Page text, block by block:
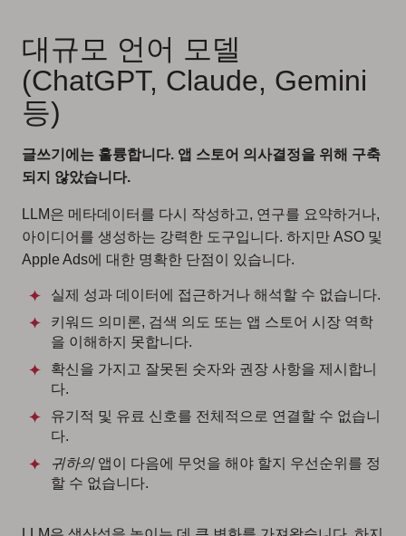
대규모 언어 모델
(ChatGPT, Claude, Gemini
등)
글쓰기에는 훌륭합니다. 앱 스토어 의사결정을 위해 구축
되지 않았습니다.
LLM은 메타데이터를 다시 작성하고, 연구를 요약하거나,
아이디어를 생성하는 강력한 도구입니다. 하지만 ASO 및
Apple Ads에 대한 명확한 단점이 있습니다.
실제 성과 데이터에 접근하거나 해석할 수 없습니다.
키워드 의미론, 검색 의도 또는 앱 스토어 시장 역학
을 이해하지 못합니다.
확신을 가지고 잘못된 숫자와 권장 사항을 제시합니
다.
유기적 및 유료 신호를 전체적으로 연결할 수 없습니
다.
귀하의앱이 다음에 무엇을 해야 할지 우선순위를 정
할 수 없습니다.